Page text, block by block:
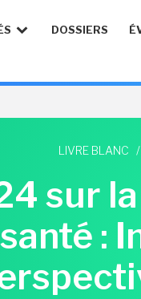
DOSSIERS
LIVRE BLANC /
sur
: